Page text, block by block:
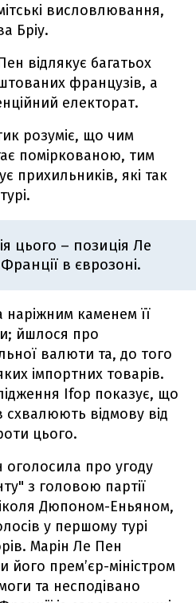
висловлювання,
Бріу.
відлякує багатьох
французів, а
електорат.
розуміє, що чим
поміркованою, тим
прихильників, які так
цього – позиція Ле
в єврозоні.
наріжним каменем її
йшлося про
валюти та, до того
імпортних товарів.
Ifop показує, що
схвалюють відмову від
цього.
оголосила про угоду
з головою партії
Дюпоном-Еньяном,
у першому турі
Марін Ле Пен
його прем’єр-міністром
та несподівано